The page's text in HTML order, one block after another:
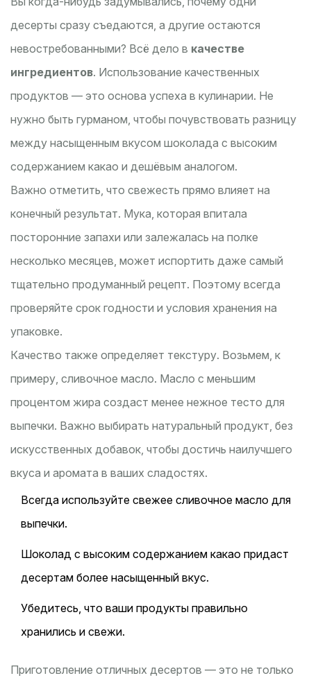
десерты сразу съедаются, а другие остаются
невостребованными? Всё дело в качестве
ингредиентов. Использование качественных
продуктов — это основа успеха в кулинарии. Не
нужно быть гурманом, чтобы почувствовать разницу
между насыщенным вкусом шоколада с высоким
содержанием какао и дешёвым аналогом.
Важно отметить, что свежесть прямо влияет на
конечный результат. Мука, которая впитала
посторонние запахи или залежалась на полке
несколько месяцев, может испортить даже самый
тщательно продуманный рецепт. Поэтому всегда
проверяйте срок годности и условия хранения на
упаковке.
Качество также определяет текстуру. Возьмем, к
примеру, сливочное масло. Масло с меньшим
процентом жира создаст менее нежное тесто для
выпечки. Важно выбирать натуральный продукт, без
искусственных добавок, чтобы достичь наилучшего
вкуса и аромата в ваших сладостях.
Всегда используйте свежее сливочное масло для
выпечки.
Шоколад с высоким содержанием какао придаст
десертам более насыщенный вкус.
Убедитесь, что ваши продукты правильно
хранились и свежи.
Приготовление отличных десертов — это не только